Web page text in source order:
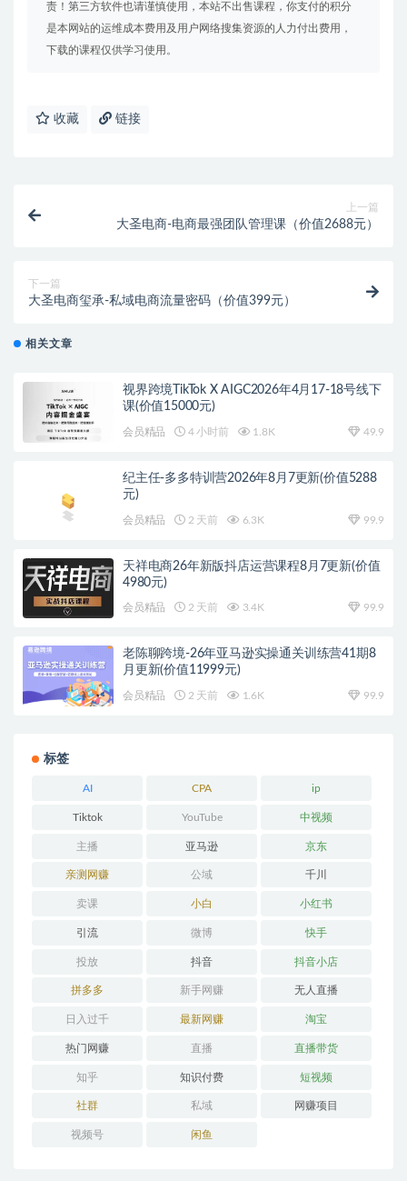
责！第三方软件也请谨慎使用，本站不出售课程，你支付的积分
是本网站的运维成本费用及用户网络搜集资源的人力付出费用，
下载的课程仅供学习使用。
收藏 链接
上一篇
大圣电商-电商最强团队管理课（价值2688元）
下一篇
大圣电商玺承-私域电商流量密码（价值399元）
相关文章
视界跨境TikTok X AIGC2026年4月17-18号线下
课(价值15000元)
会员精品 4 小时前 1.8K 49.9
纪主任-多多特训营2026年8月7更新(价值5288
元)
会员精品 2 天前 6.3K 99.9
天祥电商26年新版抖店运营课程8月7更新(价值
4980元)
会员精品 2 天前 3.4K 99.9
老陈聊跨境-26年亚马逊实操通关训练营41期8
月更新(价值11999元)
会员精品 2 天前 1.6K 99.9
标签
AI CPA ip
Tiktok YouTube 中视频
主播 亚马逊 京东
亲测网赚 公域 千川
卖课 小白 小红书
引流 微博 快手
投放 抖音 抖音小店
拼多多 新手网赚 无人直播
日入过千 最新网赚 淘宝
热门网赚 直播 直播带货
知乎 知识付费 短视频
社群 私域 网赚项目
视频号 闲鱼